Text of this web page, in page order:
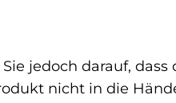
jedoch darauf, dass
nicht in die